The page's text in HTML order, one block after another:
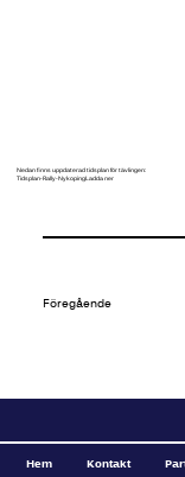
Nedan finns uppdaterad tidsplan för tävlingen:
Tidsplan-Rally-NykopingLadda ner
Föregående
Hem Kontakt